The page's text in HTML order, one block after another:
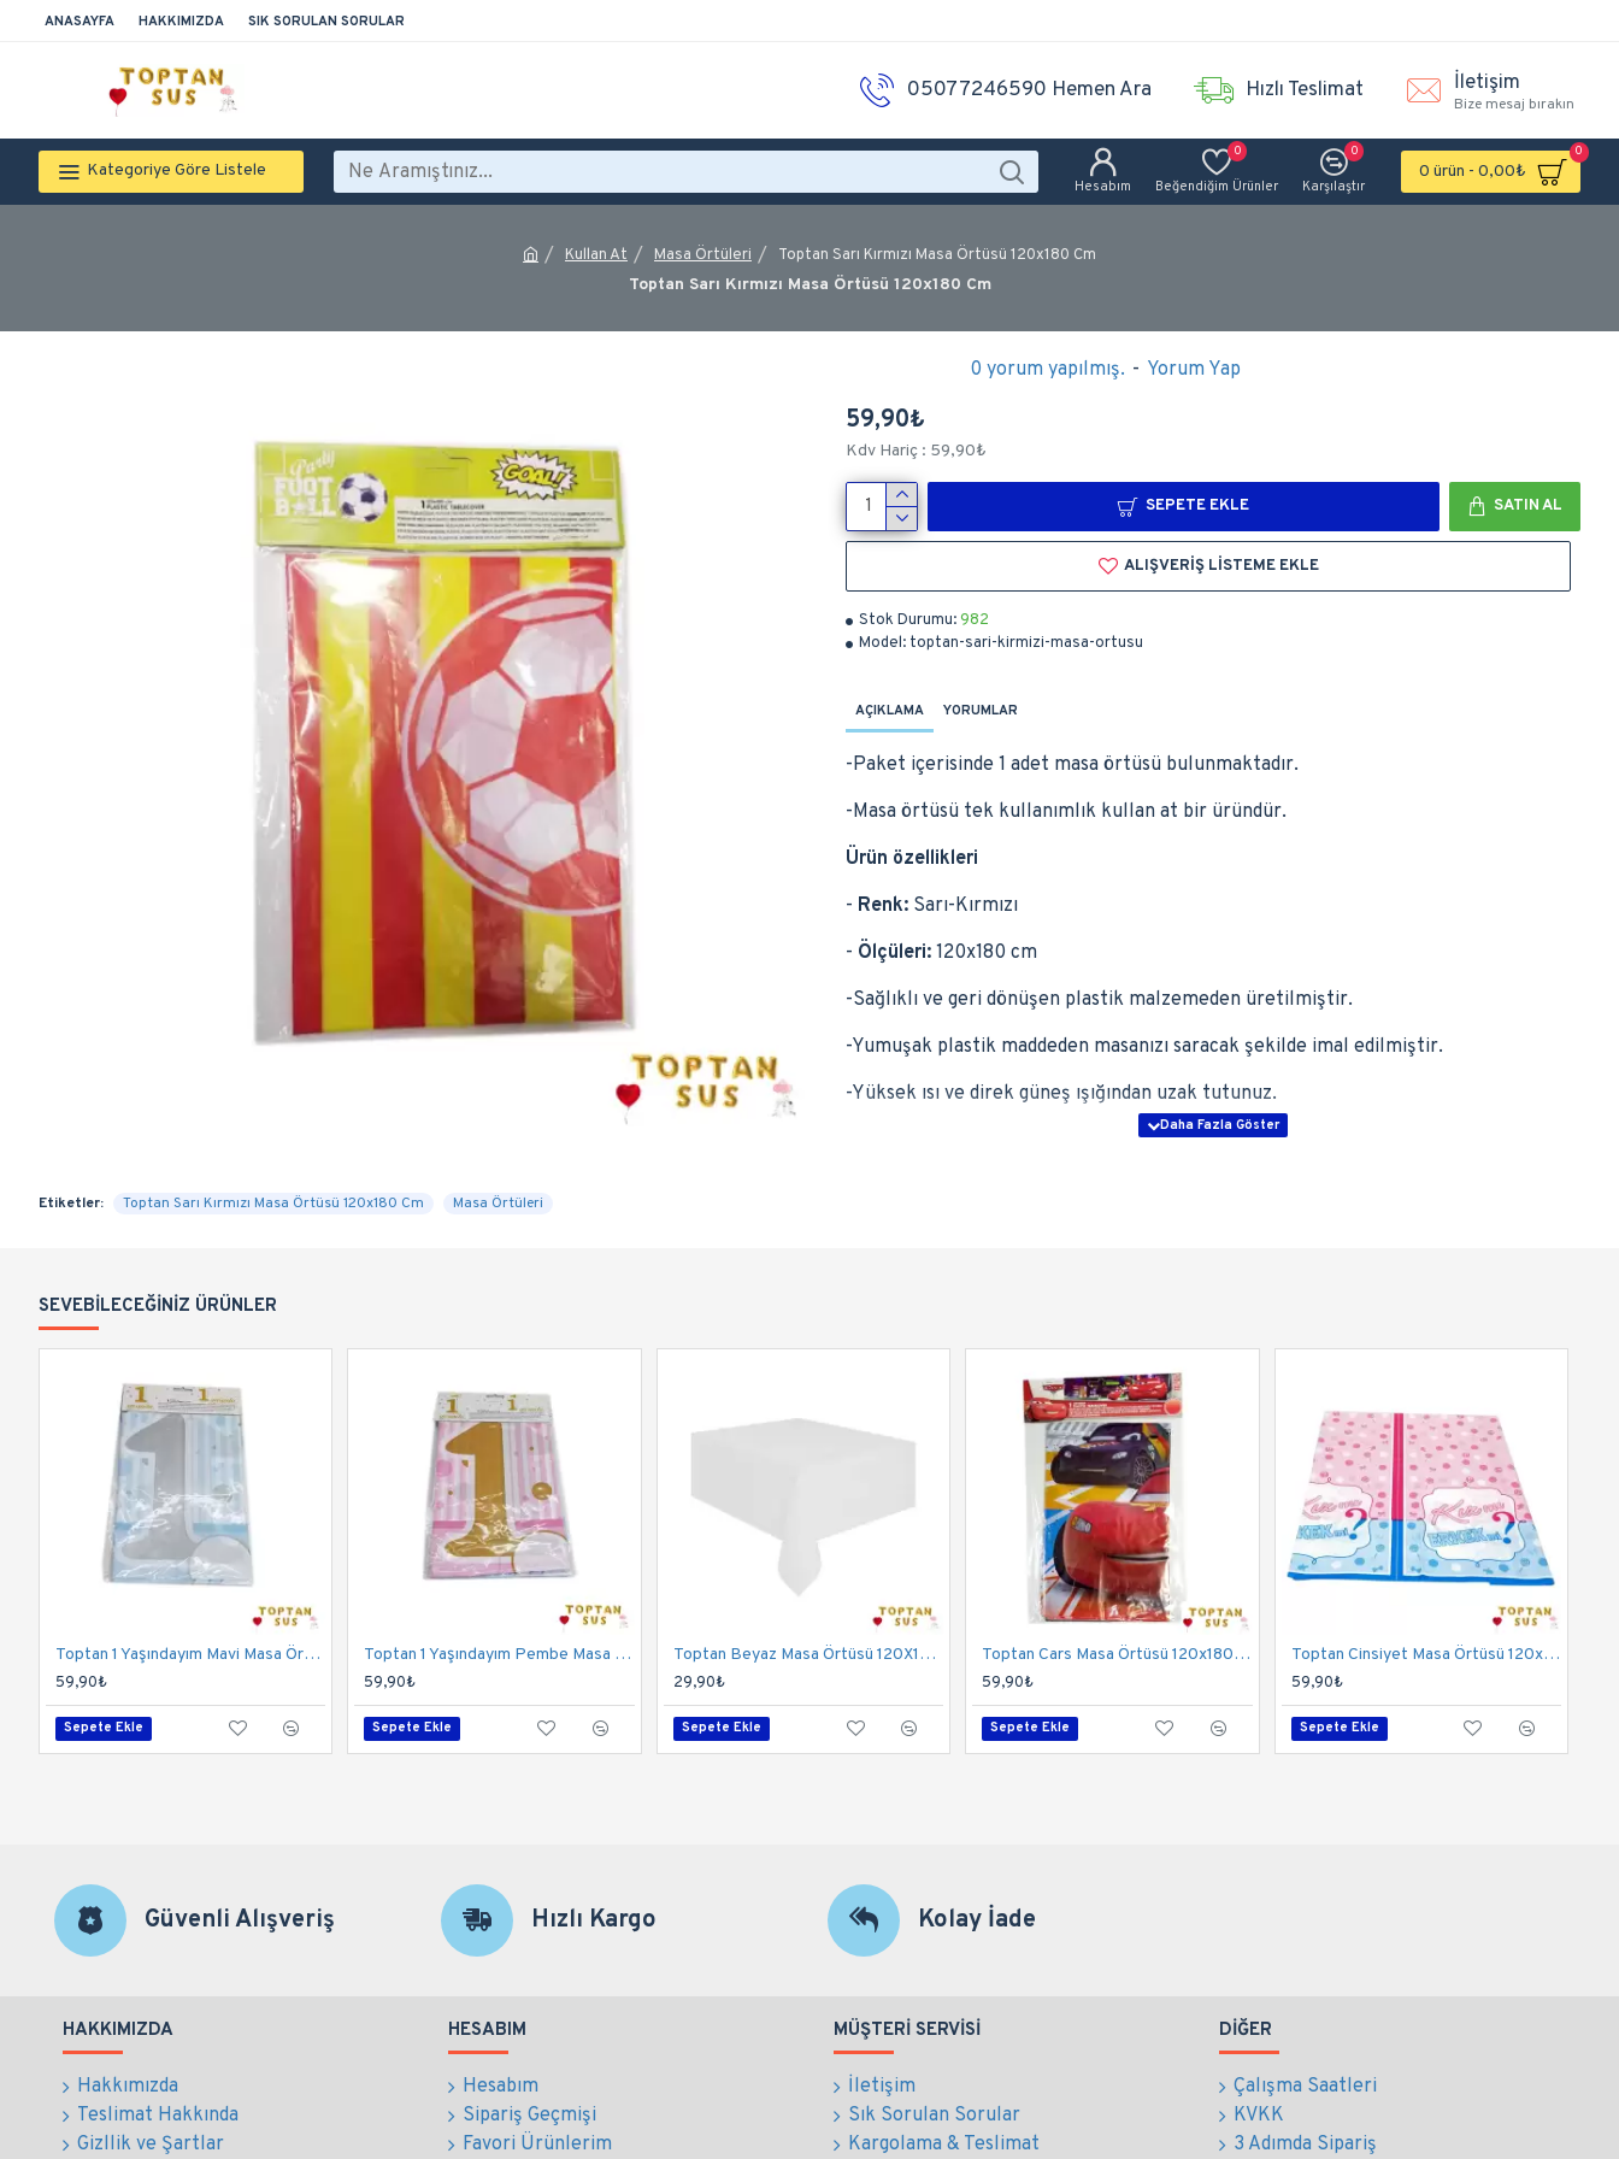
ANASAYFA HAKKIMIZDA SIK SORULAN SORULAR
05077246590 Hemen Ara Hızlı Teslimat İletişim
Bize mesaj bırakın
Kategoriye Göre Listele
Hesabım Beğendiğim Ürünler
0
Karşılaştır
0
0 ürün - 0,00₺
0
Kullan At Masa Örtüleri Toptan Sarı Kırmızı Masa Örtüsü 120x180 Cm
Toptan Sarı Kırmızı Masa Örtüsü 120x180 Cm
Stok Durumu: 982
Model: toptan-sari-kirmizi-masa-ortusu
0 yorum yapılmış. - Yorum Yap
59,90₺
Kdv Hariç : 59,90₺
SEPETE EKLE SATIN AL
ALIŞVERIŞ LISTEME EKLE
AÇIKLAMA YORUMLAR
-Paket içerisinde 1 adet masa örtüsü bulunmaktadır.
-Masa örtüsü tek kullanımlık kullan at bir üründür.
Ürün özellikleri
- Renk: Sarı-Kırmızı
- Ölçüleri: 120x180 cm
-Sağlıklı ve geri dönüşen plastik malzemeden üretilmiştir.
-Yumuşak plastik maddeden masanızı saracak şekilde imal edilmiştir.
-Yüksek ısı ve direk güneş ışığından uzak tutunuz.
Etiketler: Toptan Sarı Kırmızı Masa Örtüsü 120x180 Cm Masa Örtüleri
SEVEBILECEĞINIZ ÜRÜNLER
Toptan 1 Yaşındayım Mavi Masa Örtüsü 120x180 Cm
59,90₺
Sepete Ekle
Toptan 1 Yaşındayım Pembe Masa Örtüsü 120x180 Cm
59,90₺
Sepete Ekle
Toptan Beyaz Masa Örtüsü 120X180 Cm
29,90₺
Sepete Ekle
Toptan Cars Masa Örtüsü 120x180 Cm
59,90₺
Sepete Ekle
Toptan Cinsiyet Masa Örtüsü 120x180 Cm
59,90₺
Sepete Ekle
Güvenli Alışveriş Hızlı Kargo Kolay İade
HAKKIMIZDA
Hakkımızda
Teslimat Hakkında
Gizllik ve Şartlar
HESABIM
Hesabım
Sipariş Geçmişi
Favori Ürünlerim
MÜŞTERI SERVISI
İletişim
Sık Sorulan Sorular
Kargolama & Teslimat
DIĞER
Çalışma Saatleri
KVKK
3 Adımda Sipariş